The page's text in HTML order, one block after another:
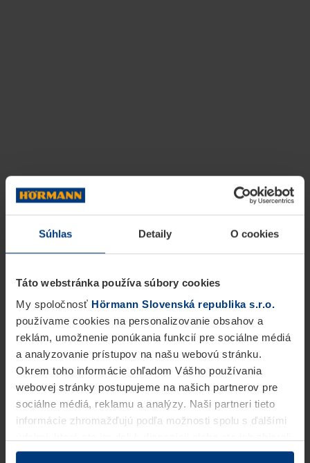
Súhlas Detaily O cookies
Táto webstránka používa súbory cookies
My spoločnosť Hörmann Slovenská republika s.r.o.
používame cookies na personalizovanie obsahov a
reklám, umožnenie ponúkania funkcií pre sociálne médiá
a analyzovanie prístupov na našu webovú stránku.
Okrem toho informácie ohľadom Vášho používania
webovej stránky postupujeme na našich partnerov pre
sociálne médiá, reklamu a analýzy. Naši partneri tieto
informácie zhromažďujú podľa možnosti spolu s ďalšími
v rámci Vášho využívania služieb.